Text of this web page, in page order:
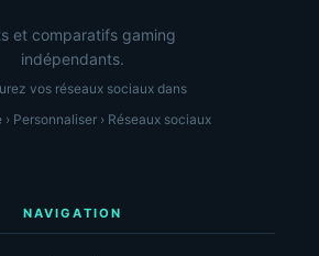
et comparatifs gaming
indépendants.
vos réseaux sociaux dans
Personnaliser › Réseaux sociaux
NAVIGATION